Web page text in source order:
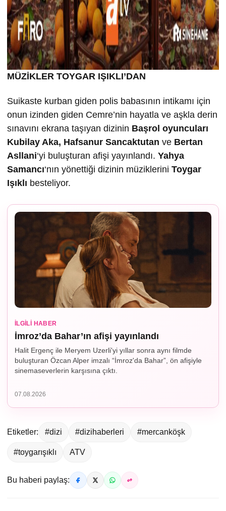
MÜZİKLER TOYGAR IŞIKLI’DAN
Suikaste kurban giden polis babasının intikamı için
onun izinden giden Cemre’nin hayatla ve aşkla derin
sınavını ekrana taşıyan dizinin Başrol oyuncuları
Kubilay Aka, Hafsanur Sancaktutan ve Bertan
Asllani‘yi buluşturan afişi yayınlandı. Yahya
Samancı‘nın yönettiği dizinin müziklerini Toygar
Işıklı besteliyor.
İLGILI HABER
İmroz’da Bahar’ın afişi yayınlandı
Halit Ergenç ile Meryem Uzerli'yi yıllar sonra aynı filmde
buluşturan Özcan Alper imzalı “İmroz'da Bahar”, ön afişiyle
sinemaseverlerin karşısına çıktı.
07.08.2026
Etiketler: #dizi #dizihaberleri #mercanköşk
#toygarışıklı ATV
Bu haberi paylaş: